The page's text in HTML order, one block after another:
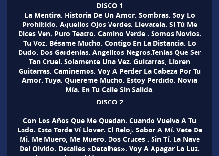
DISCO 1
La Mentira. Historia De Un Amor. Sombras. Soy Lo
Prohibido. Aquellos Ojos Verdes. Llevatela. Si Tú Me
Dices Ven. Puro Teatro. Camino Verde . Somos Novios.
Tu Voz. Bésame Mucho. Contigo En La Distancia. Lo
Dudo. Dos Gardenias. Angelitos Negros.Tenías Que Ser
Tan Cruel. Solamente Una Vez. Guitarras, Lloren
Guitarras. Caminemos. Voy A Perder La Cabeza Por Tu
Amor. Tuya. Quiereme Mucho. Estoy Perdido. Novia
Mía. En Tu Calle Sin Salida.
DISCO 2
Con Los Años Que Me Quedan. Cuando Vuelva A Tu
Lado. Esta Tarde Ví Llover. El Reloj. Sabor A Mí. Vete De
Mi. Me Muero, Me Muero. Dos Cruces . Sin Tí. La Nave
Del Olvido. Detalles «Detalhes». Voy A Apagar La Luz.